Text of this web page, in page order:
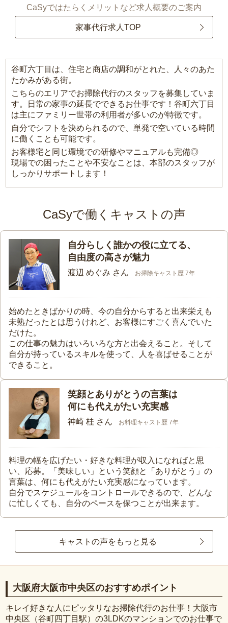
CaSyではたらくメリットなど求人概要のご案内
家事代行求人TOP
谷町六丁目は、住宅と商店の調和がとれた、人々のあた
たかみがある街。
こちらのエリアでお掃除代行のスタッフを募集していま
す。日常の家事の延長でできるお仕事です！谷町六丁目
は主にファミリー世帯の利用者が多いのが特徴です。
自分でシフトを決められるので、単発で空いている時間
に働くことも可能です。
お客様宅と同じ環境での研修やマニュアルも完備◎
現場での困ったことや不安なことは、本部のスタッフが
しっかりサポートします！
CaSyで働くキャストの声
自分らしく誰かの役に立てる、
自由度の高さが魅力
渡辺 めぐみ さん お掃除キャスト歴 7年
始めたときばかりの時、今の自分からすると出来栄えも
未熟だったとは思うけれど、お客様にすごく喜んでいた
だけた。
この仕事の魅力はいろいろな方と出会えること。そして
自分が持っているスキルを使って、人を喜ばせることが
できること。
笑顔とありがとうの言葉は
何にも代えがたい充実感
神崎 桂 さん お料理キャスト歴 7年
料理の幅を広げたい・好きな料理が収入になればと思
い、応募。「美味しい」という笑顔と「ありがとう」の
言葉は、何にも代えがたい充実感になっています。
自分でスケジュールをコントロールできるので、どんな
に忙しくても、自分のペースを保つことが出来ます。
キャストの声をもっと見る
大阪府大阪市中央区のおすすめポイント
キレイ好きな人にピッタリなお掃除代行のお仕事！大阪市
中央区（谷町四丁目駅）の3LDKのマンションでのお仕事で